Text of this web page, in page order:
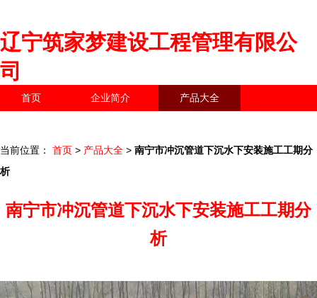
辽宁筑家梦建设工程管理有限公
司
首页 企业简介 产品大全
当前位置： 首页 > 产品大全 > 南宁市冲沉管道下沉水下安装施工工期分
析
南宁市冲沉管道下沉水下安装施工工期分
析